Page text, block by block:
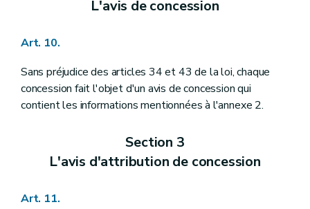
L'avis de concession
Art. 10.
Sans préjudice des articles 34 et 43 de la loi, chaque
concession fait l'objet d'un avis de concession qui
contient les informations mentionnées à l'annexe 2.
Section 3
L'avis d'attribution de concession
Art. 11.